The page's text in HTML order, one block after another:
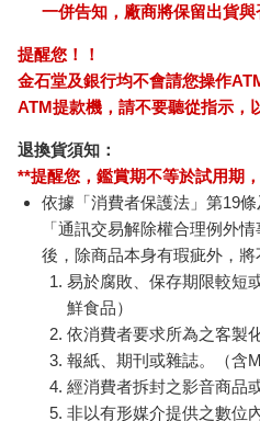
一併告知，廠商將保留出貨與
提醒您！！
金石堂及銀行均不會請您操作
ATM提款機，請不要聽從指示，
退換貨須知：
**提醒您，鑑賞期不等於試用期
依據「消費者保護法」第19
「通訊交易解除權合理例外
後，除商品本身有瑕疵外，將
易於腐敗、保存期限較短
鮮食品）
依消費者要求所為之客製
報紙、期刊或雜誌。（含
經消費者拆封之影音商品
非以有形媒介提供之數位